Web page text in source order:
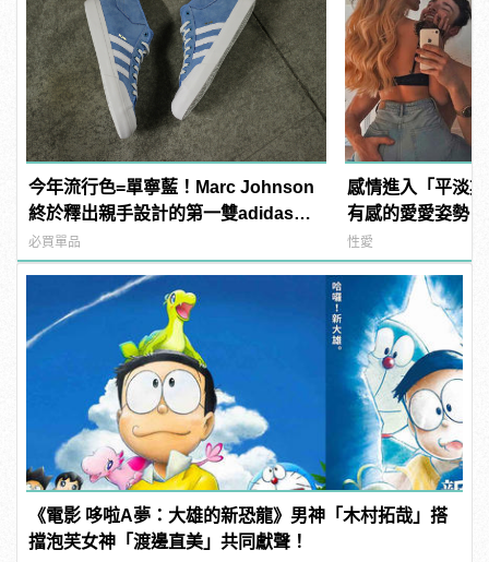
今年流行色=單寧藍！Marc Johnson
終於釋出親手設計的第一雙adidas滑
板鞋！
必買單品
感情進入「平淡
有感的愛愛姿勢
的熱情
性愛
《電影 哆啦A夢：大雄的新恐龍》男神「木村拓哉」搭
擋泡芙女神「渡邊直美」共同獻聲！